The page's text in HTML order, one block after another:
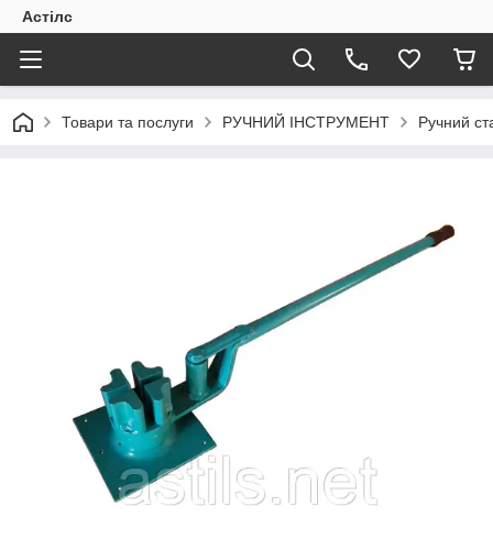
Астілс
Товари та послуги РУЧНИЙ ІНСТРУМЕНТ Ручний